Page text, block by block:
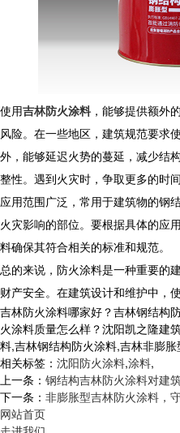
使用吉林防火涂料 ，能够提供额外
风险。在一些地区，建筑规范要求
外，能够延迟火势的蔓延，减少结
整性。遇到火灾时，争取更多的时
应用范围广泛，常用于建筑物的钢
火灾影响的部位。要根据具体的应
料确保其符合相关的标准和规范。
总的来说，防火涂料是一种重要的
财产安全。在建筑设计和维护中，
吉林防火涂料哪家好？吉林钢结构
火涂料质量怎么样？沈阳凯之隆建
料,吉林钢结构防火涂料,吉林非膨
相关标签： 沈阳防火涂料,涂料,
上一条： 钢结构吉林防火涂料对建
下一条： 非膨胀型吉林防火涂料，
网站首页